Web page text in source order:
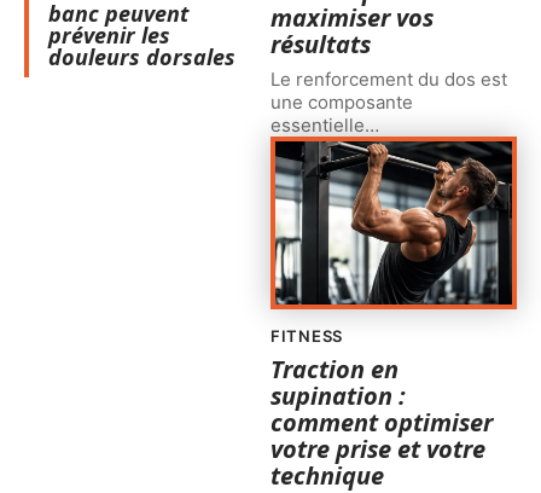
banc peuvent
prévenir les
douleurs dorsales
maximiser vos
résultats
Le renforcement du dos est
une composante
essentielle…
FITNESS
Traction en
supination :
comment optimiser
votre prise et votre
technique